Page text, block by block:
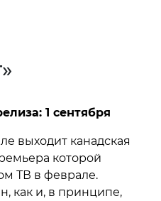
1 сентября
выходит канадская
которой
ТВ в феврале.
как и, в принципе,